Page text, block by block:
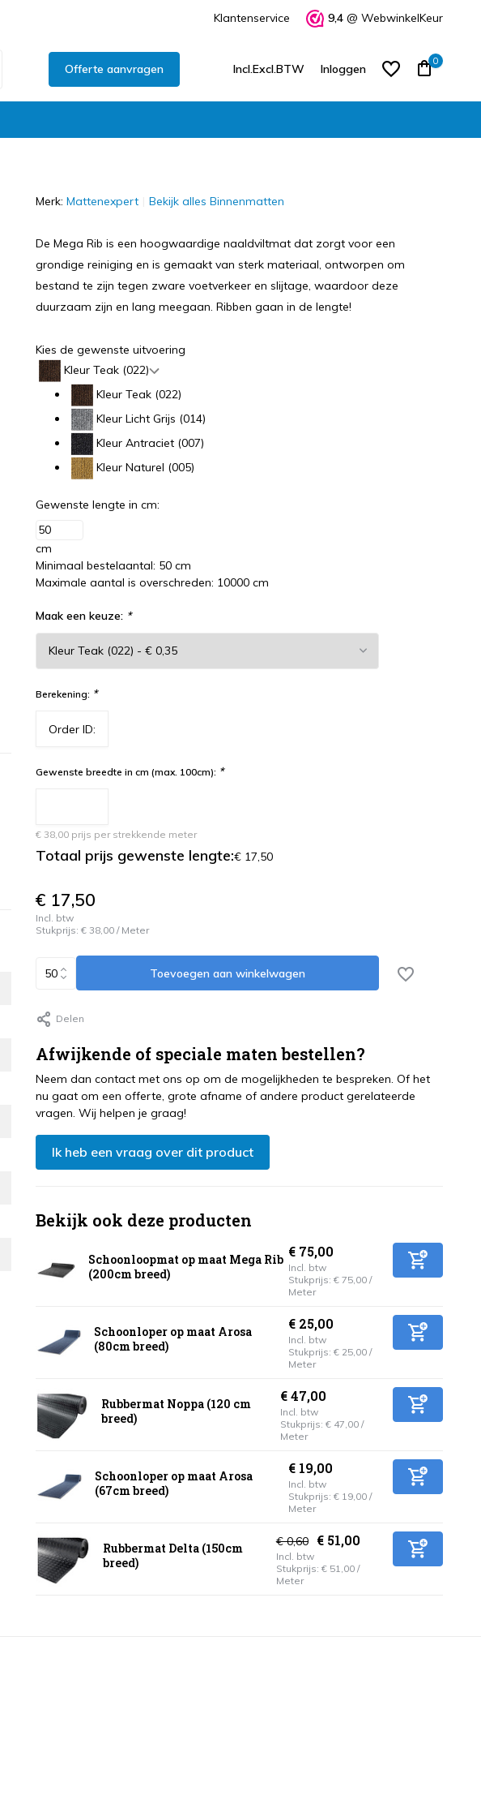
Klantenservice 9,4 @ WebwinkelKeur
Offerte aanvragen Incl.Excl.BTW Inloggen
0
Merk: Mattenexpert Bekijk alles Binnenmatten
De Mega Rib is een hoogwaardige naaldviltmat dat zorgt voor een
grondige reiniging en is gemaakt van sterk materiaal, ontworpen om
bestand te zijn tegen zware voetverkeer en slijtage, waardoor deze
duurzaam zijn en lang meegaan. Ribben gaan in de lengte!
Kies de gewenste uitvoering
Kleur Teak (022)
Kleur Teak (022)
Kleur Licht Grijs (014)
Kleur Antraciet (007)
Kleur Naturel (005)
Gewenste lengte in cm:
cm
Minimaal bestelaantal: 50 cm
Maximale aantal is overschreden: 10000 cm
Maak een keuze: *
Berekening: *
Gewenste breedte in cm (max. 100cm): *
€ 38,00 prijs per strekkende meter
Totaal prijs gewenste lengte:€ 17,50
€ 17,50
Incl. btw
Stukprijs: € 38,00/ Meter
Toevoegen aan winkelwagen
Delen
Afwijkende of speciale maten bestellen?
Neem dan contact met ons op om de mogelijkheden te bespreken. Of het
nu gaat om een offerte, grote afname of andere product gerelateerde
vragen. Wij helpen je graag!
Ik heb een vraag over dit product
Bekijk ook deze producten
Schoonloopmat op maat Mega Rib
(200cm breed)
€ 75,00
Incl. btw
Stukprijs: € 75,00/
Meter
Schoonloper op maat Arosa
(80cm breed)
€ 25,00
Incl. btw
Stukprijs: € 25,00/
Meter
Rubbermat Noppa (120 cm
breed)
€ 47,00
Incl. btw
Stukprijs: € 47,00/
Meter
Schoonloper op maat Arosa
(67cm breed)
€ 19,00
Incl. btw
Stukprijs: € 19,00/
Meter
Rubbermat Delta (150cm
breed)
€ 0,60 € 51,00
Incl. btw
Stukprijs: € 51,00/
Meter